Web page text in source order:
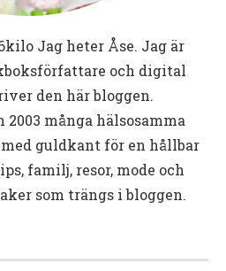
Jag heter Åse. Jag är
och digital
den här bloggen.
många hälsosamma
guldkant för en hållbar
familj, resor, mode och
som trängs i bloggen.